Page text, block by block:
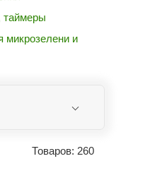
и
Товаров: 260